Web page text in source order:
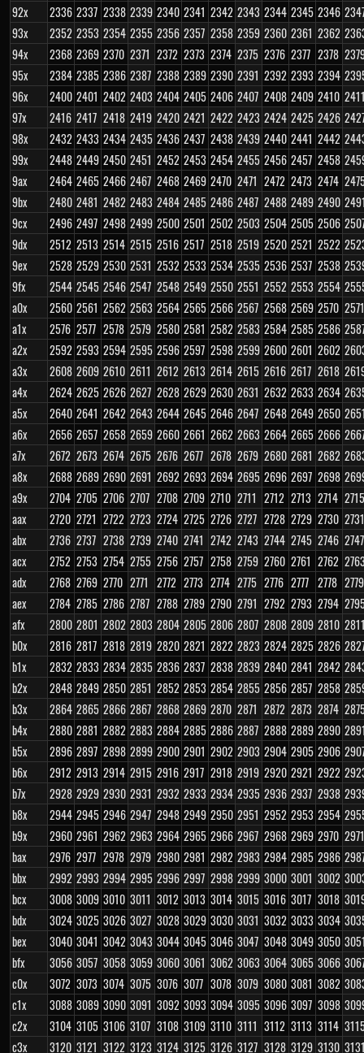
92x
2336 2337 2338 2339 2340 2341 2342 2343 2344 2345 2346
93x
2352 2353 2354 2355 2356 2357 2358 2359 2360 2361 2362
94x
2368 2369 2370 2371 2372 2373 2374 2375 2376 2377 2378
95x
2384 2385 2386 2387 2388 2389 2390 2391 2392 2393 2394
96x
2400 2401 2402 2403 2404 2405 2406 2407 2408 2409 2410
97x
2416 2417 2418 2419 2420 2421 2422 2423 2424 2425 2426
98x
2432 2433 2434 2435 2436 2437 2438 2439 2440 2441 2442
99x
2448 2449 2450 2451 2452 2453 2454 2455 2456 2457 2458
9ax
2464 2465 2466 2467 2468 2469 2470 2471 2472 2473 2474
9bx
2480 2481 2482 2483 2484 2485 2486 2487 2488 2489 2490
9cx
2496 2497 2498 2499 2500 2501 2502 2503 2504 2505 2506
9dx
2512 2513 2514 2515 2516 2517 2518 2519 2520 2521 2522
9ex
2528 2529 2530 2531 2532 2533 2534 2535 2536 2537 2538
9fx
2544 2545 2546 2547 2548 2549 2550 2551 2552 2553 2554
a0x
2560 2561 2562 2563 2564 2565 2566 2567 2568 2569 2570 2571
a1x
2576 2577 2578 2579 2580 2581 2582 2583 2584 2585 2586
a2x
2592 2593 2594 2595 2596 2597 2598 2599 2600 2601 2602
a3x
2608 2609 2610 2611 2612 2613 2614 2615 2616 2617 2618
a4x
2624 2625 2626 2627 2628 2629 2630 2631 2632 2633 2634
a5x
2640 2641 2642 2643 2644 2645 2646 2647 2648 2649 2650
a6x
2656 2657 2658 2659 2660 2661 2662 2663 2664 2665 2666
a7x
2672 2673 2674 2675 2676 2677 2678 2679 2680 2681 2682
a8x
2688 2689 2690 2691 2692 2693 2694 2695 2696 2697 2698
a9x
2704 2705 2706 2707 2708 2709 2710 2711 2712 2713 2714 2715
aax
2720 2721 2722 2723 2724 2725 2726 2727 2728 2729 2730 2731
abx
2736 2737 2738 2739 2740 2741 2742 2743 2744 2745 2746 2747
acx
2752 2753 2754 2755 2756 2757 2758 2759 2760 2761 2762
adx
2768 2769 2770 2771 2772 2773 2774 2775 2776 2777 2778 2779
aex
2784 2785 2786 2787 2788 2789 2790 2791 2792 2793 2794
afx
2800 2801 2802 2803 2804 2805 2806 2807 2808 2809 2810
b0x
2816 2817 2818 2819 2820 2821 2822 2823 2824 2825 2826
b1x
2832 2833 2834 2835 2836 2837 2838 2839 2840 2841 2842
b2x
2848 2849 2850 2851 2852 2853 2854 2855 2856 2857 2858
b3x
2864 2865 2866 2867 2868 2869 2870 2871 2872 2873 2874
b4x
2880 2881 2882 2883 2884 2885 2886 2887 2888 2889 2890
b5x
2896 2897 2898 2899 2900 2901 2902 2903 2904 2905 2906
b6x
2912 2913 2914 2915 2916 2917 2918 2919 2920 2921 2922
b7x
2928 2929 2930 2931 2932 2933 2934 2935 2936 2937 2938
b8x
2944 2945 2946 2947 2948 2949 2950 2951 2952 2953 2954
b9x
2960 2961 2962 2963 2964 2965 2966 2967 2968 2969 2970 2971
bax
2976 2977 2978 2979 2980 2981 2982 2983 2984 2985 2986
bbx
2992 2993 2994 2995 2996 2997 2998 2999 3000 3001 3002
bcx
3008 3009 3010 3011 3012 3013 3014 3015 3016 3017 3018
bdx
3024 3025 3026 3027 3028 3029 3030 3031 3032 3033 3034
bex
3040 3041 3042 3043 3044 3045 3046 3047 3048 3049 3050
bfx
3056 3057 3058 3059 3060 3061 3062 3063 3064 3065 3066
c0x
3072 3073 3074 3075 3076 3077 3078 3079 3080 3081 3082
c1x
3088 3089 3090 3091 3092 3093 3094 3095 3096 3097 3098
c2x
3104 3105 3106 3107 3108 3109 3110 3111 3112 3113 3114
c3x
3120 3121 3122 3123 3124 3125 3126 3127 3128 3129 3130